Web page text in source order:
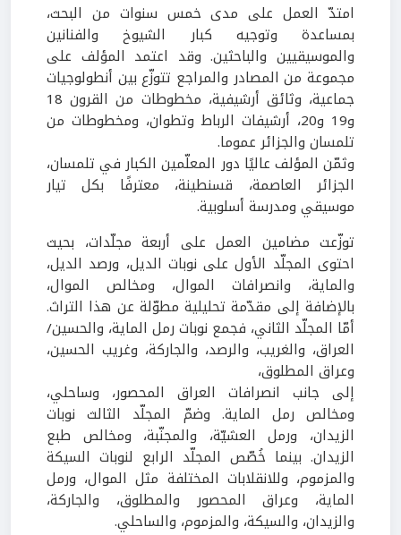
امتدّ العمل على مدى خمس سنوات من البحث،
بمساعدة وتوجيه كبار الشيوخ والفنانين
والموسيقيين والباحثين. وقد اعتمد المؤلف على
مجموعة من المصادر والمراجع تتوزّع بين أنطولوجيات
جماعية، وثائق أرشيفية، مخطوطات من القرون 18
و19 و20، أرشيفات الرباط وتطوان، ومخطوطات من
تلمسان والجزائر عموما.
وثمّن المؤلف عاليًا دور المعلّمين الكبار في تلمسان،
الجزائر العاصمة، قسنطينة، معترفًا بكل تيار
موسيقي ومدرسة أسلوبية.
توزّعت مضامين العمل على أربعة مجلدات، بحيث
احتوى المجلّد الأول على نوبات الديل، ورصد الديل،
والماية، وانصرافات الموال، ومخالص الموال،
بالإضافة إلى مقدّمة تحليلية مطوّلة عن هذا التراث.
أمّا المجلّد الثاني، فجمع نوبات رمل الماية، والحسين/
العراق، والغريب، والرصد، والجاركة، وغريب الحسين،
وعراق المطلوق،
إلى جانب انصرافات العراق المحصور، وساحلي،
ومخالص رمل الماية. وضمّ المجلّد الثالث نوبات
الزيدان، ورمل العشيّة، والمجنّبة، ومخالص طبع
الزيدان. بينما خُصّص المجلّد الرابع لنوبات السيكة
والمزموم، وللانقلابات المختلفة مثل الموال، ورمل
الماية، وعراق المحصور والمطلوق، والجاركة،
والزيدان، والسيكة، والمزموم، والساحلي.